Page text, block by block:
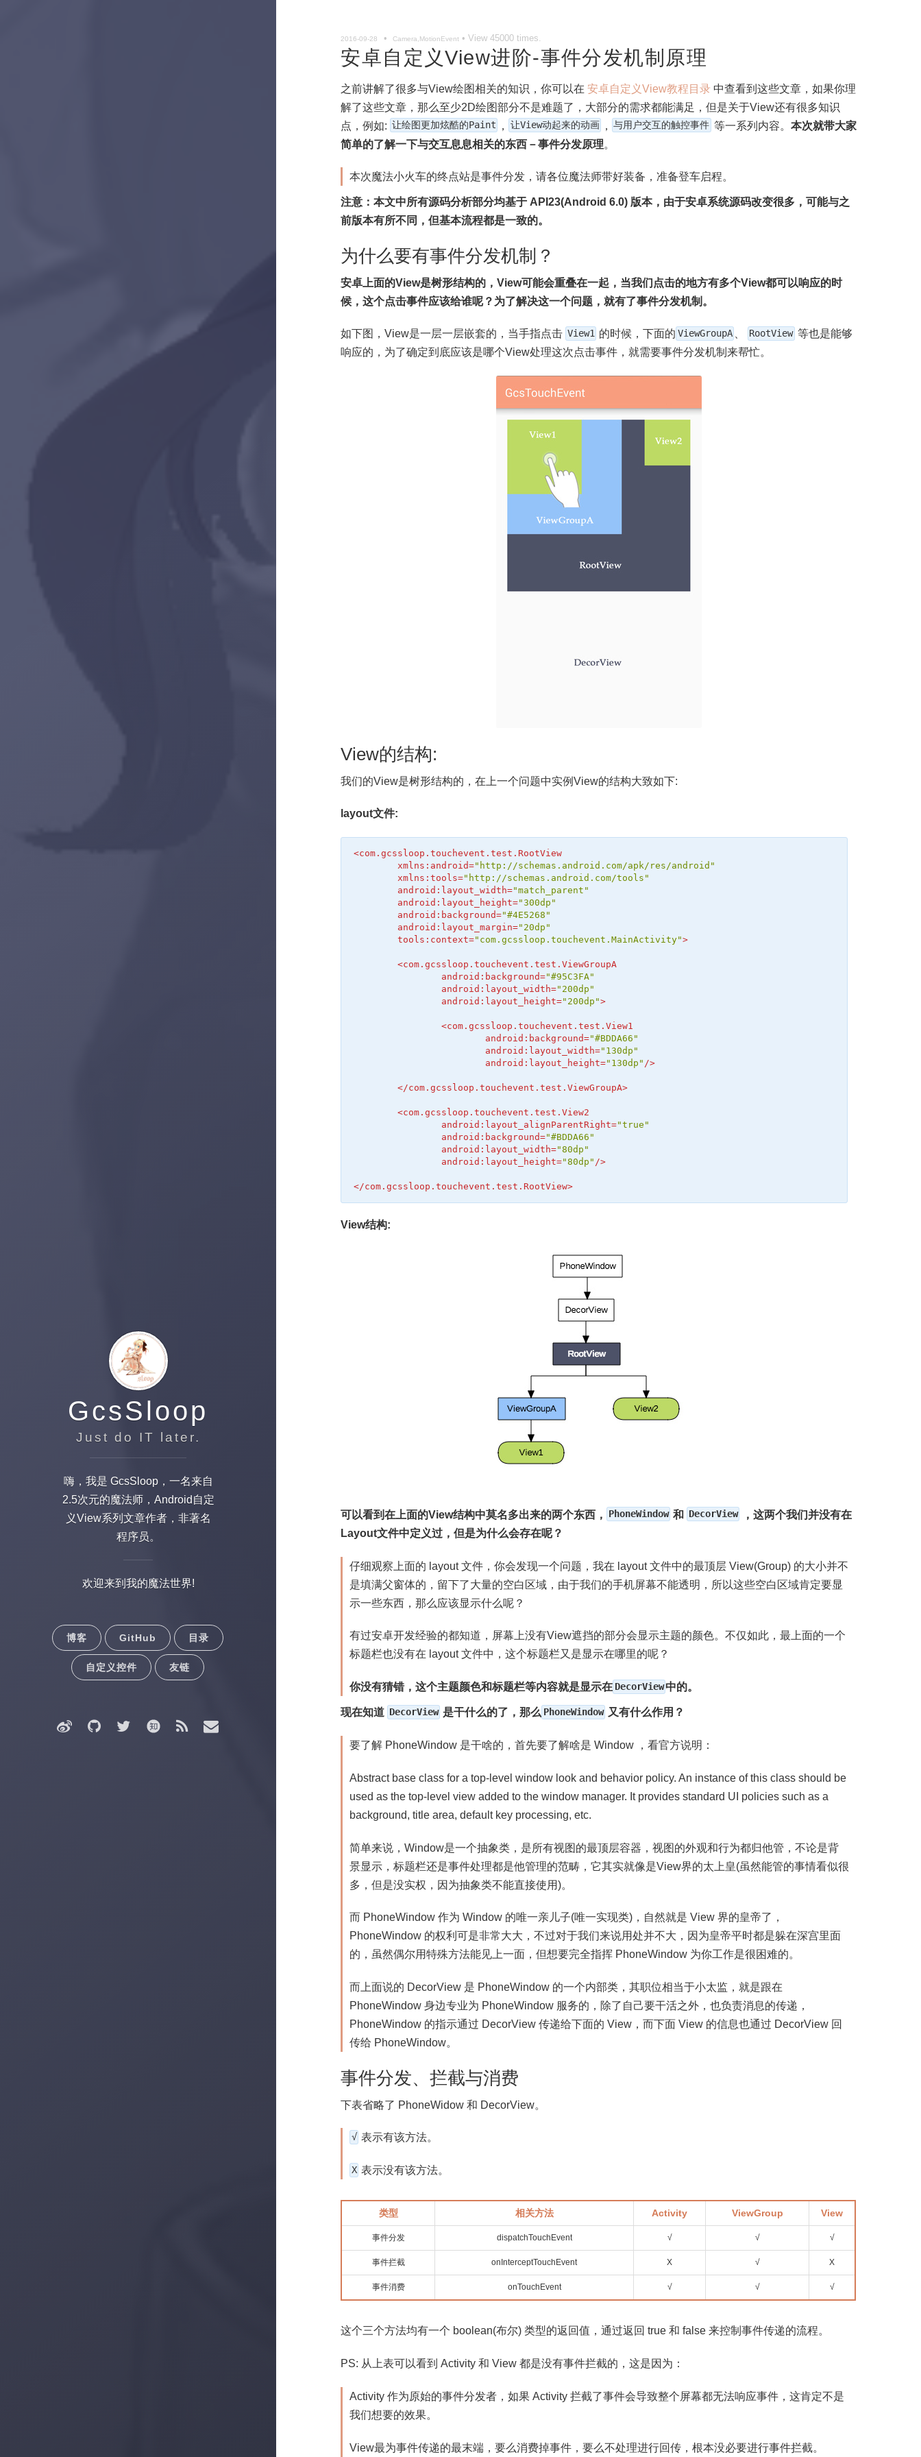
GcsSloop
Just do IT later.
嗨，我是 GcsSloop，一名来自
2.5次元的魔法师，Android自定
义View系列文章作者，非著名
程序员。
欢迎来到我的魔法世界!
博客 GitHub 目录
自定义控件 友链
2016-09-28 • Camera,MotionEvent • View45000 times.
安卓自定义View进阶-事件分发机制原理
之前讲解了很多与View绘图相关的知识，你可以在安卓自定义View教程目录 中查看到这些文章，如果你理
解了这些文章，那么至少2D绘图部分不是难题了，大部分的需求都能满足，但是关于View还有很多知识
点，例如: 让绘图更加炫酷的Paint ， 让View动起来的动画 ， 与用户交互的触控事件 等一系列内容。 本次就带大家
简单的了解一下与交互息息相关的东西－事件分发原理。
本次魔法小火车的终点站是事件分发，请各位魔法师带好装备，准备登车启程。
注意：本文中所有源码分析部分均基于 API23(Android 6.0) 版本，由于安卓系统源码改变很多，可能与之
前版本有所不同，但基本流程都是一致的。
为什么要有事件分发机制？
安卓上面的View是树形结构的，View可能会重叠在一起，当我们点击的地方有多个View都可以响应的时
候，这个点击事件应该给谁呢？为了解决这一个问题，就有了事件分发机制。
如下图，View是一层一层嵌套的，当手指点击 View1 的时候，下面的 ViewGroupA 、 RootView 等也是能够
响应的，为了确定到底应该是哪个View处理这次点击事件，就需要事件分发机制来帮忙。
View的结构:
我们的View是树形结构的，在上一个问题中实例View的结构大致如下:
layout文件:
<com.gcssloop.touchevent.test.RootView
xmlns:android="http://schemas.android.com/apk/res/android"
xmlns:tools="http://schemas.android.com/tools"
android:layout_width="match_parent"
android:layout_height="300dp"
android:background="#4E5268"
android:layout_margin="20dp"
tools:context="com.gcssloop.touchevent.MainActivity">
<com.gcssloop.touchevent.test.ViewGroupA
android:background="#95C3FA"
android:layout_width="200dp"
android:layout_height="200dp">
<com.gcssloop.touchevent.test.View1
android:background="#BDDA66"
android:layout_width="130dp"
android:layout_height="130dp" />
</com.gcssloop.touchevent.test.ViewGroupA>
<com.gcssloop.touchevent.test.View2
android:layout_alignParentRight="true"
android:background="#BDDA66"
android:layout_width="80dp"
android:layout_height="80dp" />
</com.gcssloop.touchevent.test.RootView>
View结构:
可以看到在上面的View结构中莫名多出来的两个东西， PhoneWindow 和 DecorView
，这两个我们并没有在
Layout文件中定义过，但是为什么会存在呢？
仔细观察上面的 layout 文件，你会发现一个问题，我在 layout 文件中的最顶层 View(Group) 的大小并不
是填满父窗体的，留下了大量的空白区域，由于我们的手机屏幕不能透明，所以这些空白区域肯定要显
示一些东西，那么应该显示什么呢？
有过安卓开发经验的都知道，屏幕上没有View遮挡的部分会显示主题的颜色。不仅如此，最上面的一个
标题栏也没有在 layout 文件中，这个标题栏又是显示在哪里的呢？
你没有猜错，这个主题颜色和标题栏等内容就是显示在 DecorView 中的。
现在知道 DecorView 是干什么的了，那么 PhoneWindow 又有什么作用？
要了解 PhoneWindow 是干啥的，首先要了解啥是 Window ，看官方说明：
Abstract base class for a top-level window look and behavior policy. An instance of this class should be
used as the top-level view added to the window manager. It provides standard UI policies such as a
background, title area, default key processing, etc.
简单来说，Window是一个抽象类，是所有视图的最顶层容器，视图的外观和行为都归他管，不论是背
景显示，标题栏还是事件处理都是他管理的范畴，它其实就像是View界的太上皇(虽然能管的事情看似很
多，但是没实权，因为抽象类不能直接使用)。
而 PhoneWindow 作为 Window 的唯一亲儿子(唯一实现类)，自然就是 View 界的皇帝了，
PhoneWindow 的权利可是非常大大，不过对于我们来说用处并不大，因为皇帝平时都是躲在深宫里面
的，虽然偶尔用特殊方法能见上一面，但想要完全指挥 PhoneWindow 为你工作是很困难的。
而上面说的 DecorView 是 PhoneWindow 的一个内部类，其职位相当于小太监，就是跟在
PhoneWindow 身边专业为 PhoneWindow 服务的，除了自己要干活之外，也负责消息的传递，
PhoneWindow 的指示通过 DecorView 传递给下面的 View，而下面 View 的信息也通过 DecorView 回
传给 PhoneWindow。
事件分发、拦截与消费
下表省略了 PhoneWidow 和 DecorView。
√ 表示有该方法。
X 表示没有该方法。
类型 相关方法 Activity ViewGroup View
事件分发 dispatchTouchEvent √ √ √
事件拦截 onInterceptTouchEvent X √ X
事件消费 onTouchEvent √ √ √
这个三个方法均有一个 boolean(布尔) 类型的返回值，通过返回 true 和 false 来控制事件传递的流程。
PS: 从上表可以看到 Activity 和 View 都是没有事件拦截的，这是因为：
Activity 作为原始的事件分发者，如果 Activity 拦截了事件会导致整个屏幕都无法响应事件，这肯定不是
我们想要的效果。
View最为事件传递的最末端，要么消费掉事件，要么不处理进行回传，根本没必要进行事件拦截。